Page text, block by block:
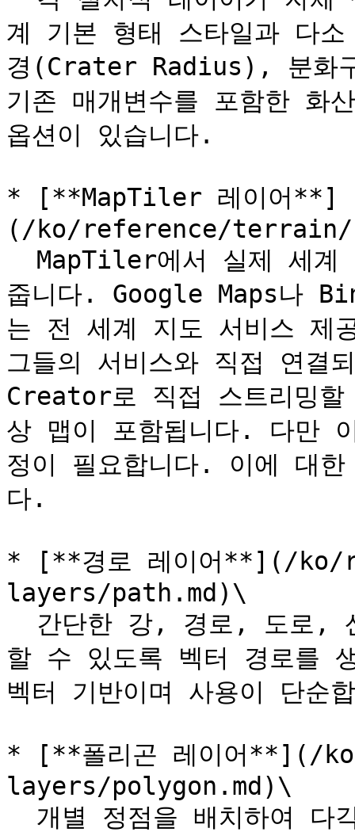
계 기본 형태 스타일과 다
경(Crater Radius), 분화
기존 매개변수를 포함한 화
옵션이 있습니다.
* [**MapTiler 레이어**]
(/ko/reference/terrain/
줍니다. Google Maps나
는 전 세계 지도 서비스 제
그들의 서비스와 직접 연결
Creator로 직접 스트리밍
상 맵이 포함됩니다. 다만
정이 필요합니다. 이에 대
다.
* [**경로 레이어**](/
layers/path.md)\
할 수 있도록 벡터 경로를
벡터 기반이며 사용이 단순
* [**폴리곤 레이어**](/
layers/polygon.md)\